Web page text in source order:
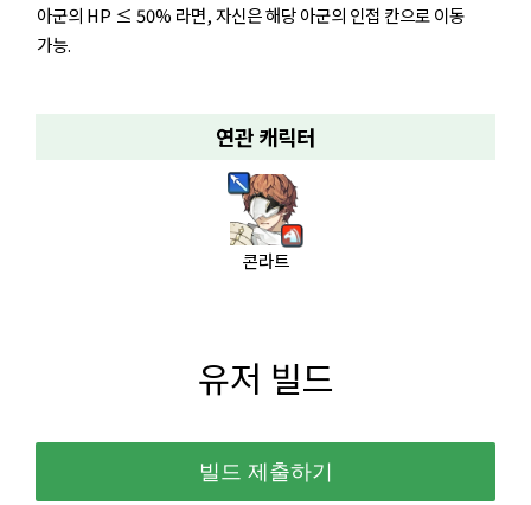
아군의 HP ≤ 50% 라면, 자신은 해당 아군의 인접 칸으로 이동
가능.
연관 캐릭터
콘라트
유저 빌드